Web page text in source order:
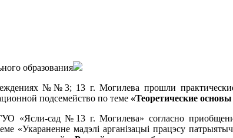
образования
№№3; 13 г. Могилева прошли
подсемейство по теме «Теоретические
«Ясли-сад №13 г. Могилева» согласно
«Укараненне мадэлі арганізацыі працэсу